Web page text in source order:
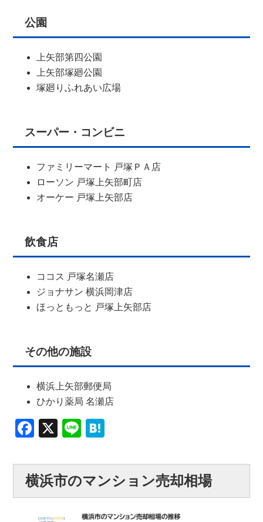
公園
上矢部第四公園
上矢部塚廻公園
塚廻りふれあい広場
スーパー・コンビニ
ファミリーマート 戸塚ＰＡ店
ローソン 戸塚上矢部町店
オーケー 戸塚上矢部店
飲食店
ココス 戸塚名瀬店
ジョナサン 横浜岡津店
ほっともっと 戸塚上矢部店
その他の施設
横浜上矢部郵便局
ひかり薬局 名瀬店
Facebook
X Line
横浜市のマンション売却相場